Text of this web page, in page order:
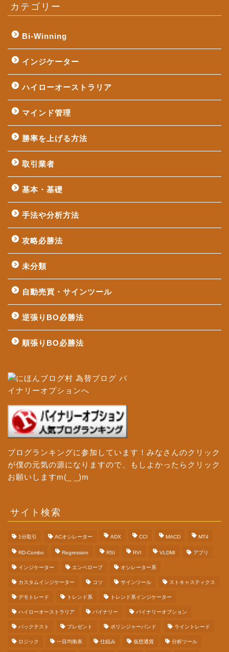
カテゴリー
Bi-Winning
インジケーター
ハイローオーストラリア
マインド管理
勝率を上げる方法
取引業者
基本・基礎
手法や分析方法
攻略必勝法
未分類
自動売買・サインツール
逆張りBO必勝法
順張りBO必勝法
ブログランキングに参加しています！みなさんのクリック
が僕の元気の源になりますので、もしよかったらクリック
お願いしますm(_ _)m
サイト検索
1分取引 ACオシレーター ADX CCI MACD MT4
RD-Combo Regression RSI RVI VLDMI アプリ
インジケーター エンベロープ オシレーター系
カスタムインジケーター コツ サインツール ストキャスティクス
デモトレード トレンド系 トレンド系インジケーター
ハイローオーストラリア バイナリー バイナリーオプション
バックテスト プレゼント ボリンジャーバンド ライントレード
ロジック 一目均衡表 仕組み 仮想通貨 分析ツール